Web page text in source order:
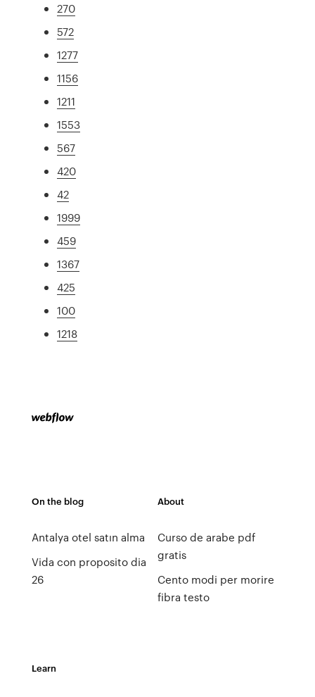
270
572
1277
1156
1211
1553
567
420
42
1999
459
1367
425
100
1218
On the blog
Antalya otel satın alma
Vida con proposito dia
26
About
Curso de arabe pdf
gratis
Cento modi per morire
fibra testo
Learn